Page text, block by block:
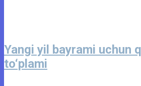
Yangi yil bayrami uchun
to‘plami